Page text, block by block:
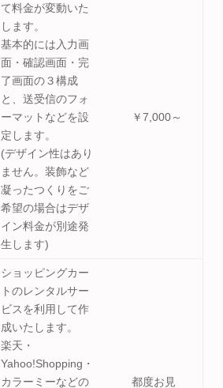
て料金が変動いた
します。
基本的には入力画
面・確認画面・完
了画面の３構成
と、送受信のフォ
ーマットなどを設
定します。
(デザイン性はあり
ません。装飾など
凝ったつくりをご
希望の場合はデザ
イン料金が別途発
生します)
￥7,000～
ショッピングカー
トのレンタルサー
ビスを利用して作
成いたします。
楽天・
Yahoo!Shopping・
カラーミーなどの
都度お見